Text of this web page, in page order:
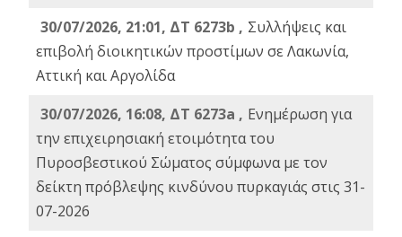
30/07/2026, 21:01, ΔΤ 6273b , Συλλήψεις και
επιβολή διοικητικών προστίμων σε Λακωνία,
Αττική και Αργολίδα
30/07/2026, 16:08, ΔΤ 6273a , Ενημέρωση για
την επιχειρησιακή ετοιμότητα του
Πυροσβεστικού Σώματος σύμφωνα με τον
δείκτη πρόβλεψης κινδύνου πυρκαγιάς στις 31-
07-2026